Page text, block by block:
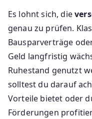
Es lohnt sich, die
genau zu prüfen.
Bausparverträge
Geld langfristig
Ruhestand genutzt
solltest du darauf
Vorteile bietet oder
Förderungen